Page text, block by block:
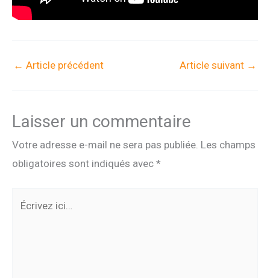
← Article précédent Article suivant →
Laisser un commentaire
Votre adresse e-mail ne sera pas publiée. Les champs
obligatoires sont indiqués avec *